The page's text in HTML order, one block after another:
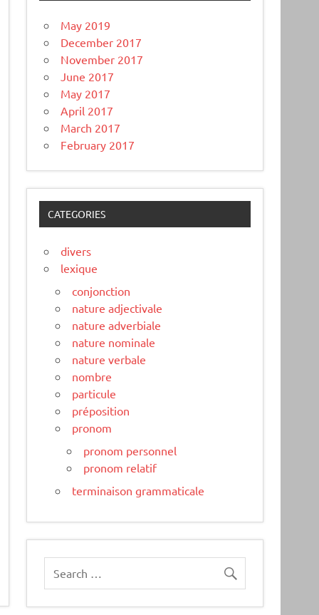
May 2019
December 2017
November 2017
June 2017
May 2017
April 2017
March 2017
February 2017
CATEGORIES
divers
lexique
conjonction
nature adjectivale
nature adverbiale
nature nominale
nature verbale
nombre
particule
préposition
pronom
pronom personnel
pronom relatif
terminaison grammaticale